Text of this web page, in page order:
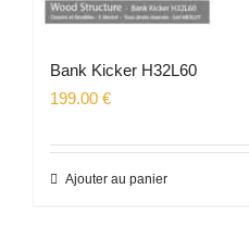
Bank Kicker H32L60
199.00 €
Ajouter au panier